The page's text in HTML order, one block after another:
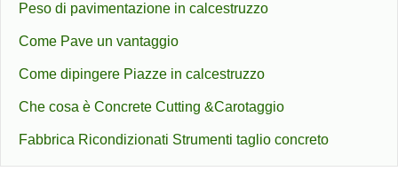
Peso di pavimentazione in calcestruzzo
Come Pave un vantaggio
Come dipingere Piazze in calcestruzzo
Che cosa è Concrete Cutting &Carotaggio
Fabbrica Ricondizionati Strumenti taglio concreto